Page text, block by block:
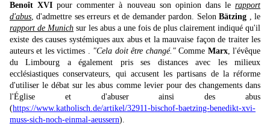
Benoît XVI pour commenter à nouveau son opinion dans lerapport
d'abus, d'admettre ses erreurs et de demander pardon. SelonBätzing , le
rapport de Munich sur les abus a une fois de plus clairement indiqué qu'il
existe des causes systémiques aux abus et la mauvaise façon de traiter les
auteurs et les victimes . "Cela doit être changé."Comme Marx, l'évêque
du Limbourg a également pris ses distances avec les milieux
ecclésiastiques conservateurs, qui accusent les partisans de la réforme
d'utiliser le débat sur les abus comme levier pour des changements dans
l'Église et d'abuser ainsi des abus
(https://www.katholisch.de/artikel/32911-bischof-baetzing-benedikt-xvi-
muss-sich-noch-einmal-aeussern).